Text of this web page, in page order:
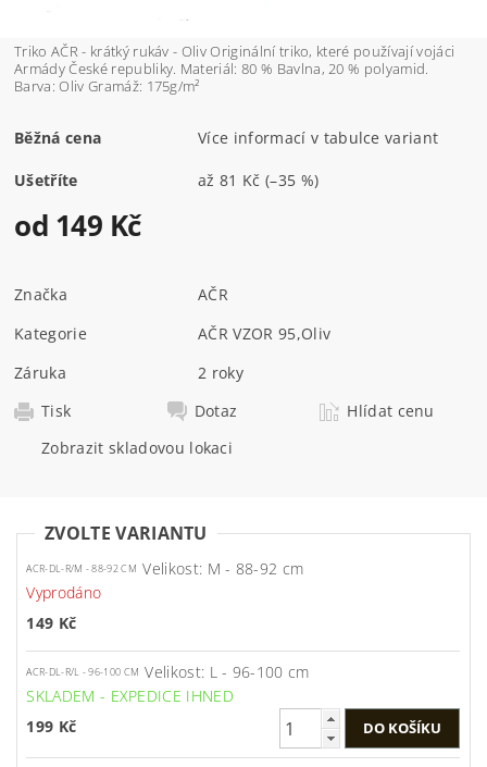
Triko AČR - krátký rukáv - Oliv Originální triko, které používají vojáci
Armády České republiky. Materiál: 80 % Bavlna, 20 % polyamid.
Barva: Oliv Gramáž: 175g/m²
Běžná cena Více informací v tabulce variant
Ušetříte až81 Kč (–35 %)
od 149 Kč
Značka
AČR
Kategorie
AČR VZOR 95,Oliv
Záruka
2 roky
Tisk
Dotaz
Hlídat cenu
Zobrazit skladovou lokaci
ZVOLTE VARIANTU
ACR-DL-R/M - 88-92 CM Velikost: M - 88-92 cm
Vyprodáno
149 Kč
ACR-DL-R/L - 96-100 CM Velikost: L - 96-100 cm
SKLADEM - EXPEDICE IHNED
199 Kč